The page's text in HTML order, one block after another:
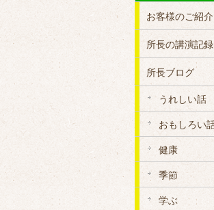
お客様のご紹介
所長の講演記録
所長ブログ
うれしい話
おもしろい
健康
季節
学ぶ